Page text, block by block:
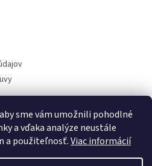
sme vám umožnili pohodlné
a vďaka analýze neustále
a použiteľnosť.Viac informácií